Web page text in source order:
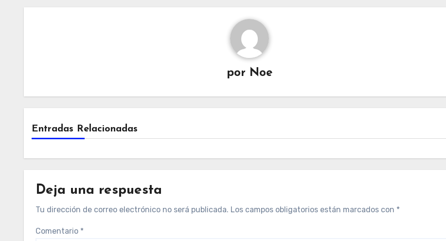
por Noe
Entradas Relacionadas
Deja una respuesta
Tu dirección de correo electrónico no será publicada. Los campos obligatorios están marcados con *
Comentario *